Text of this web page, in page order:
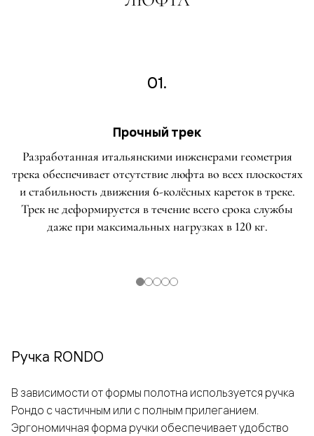
01.
Прочный трек
Разработанная итальянскими инженерами геометрия
трека обеспечивает отсутствие люфта во всех плоскостях
и стабильность движения 6-колёсных кареток в треке.
Трек не деформируется в течение всего срока службы
даже при максимальных нагрузках в 120 кг.
Ручка RONDO
В зависимости от формы полотна используется ручка
Рондо с частичным или с полным прилеганием.
Эргономичная форма ручки обеспечивает удобство